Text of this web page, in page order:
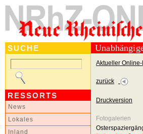
SUCHE
RESSORTS
News
Lokales
Inland
Aktueller
zurück
Druckversion
Fotogalerien